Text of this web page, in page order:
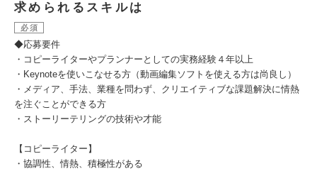
求められるスキルは
必須
◆応募要件
・コピーライターやプランナーとしての実務経験４年以上
・Keynoteを使いこなせる方（動画編集ソフトを使える方は尚良し）
・メディア、手法、業種を問わず、クリエイティブな課題解決に情熱
を注ぐことができる方
・ストーリーテリングの技術や才能
【コピーライター】
・協調性、情熱、積極性がある